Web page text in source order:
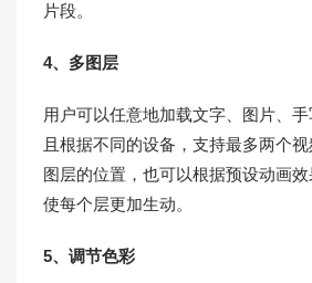
片段。
4、多图层
用户可以任意地加载文字、图片、
且根据不同的设备，支持最多两个
图层的位置，也可以根据预设动画效
使每个层更加生动。
5、调节色彩